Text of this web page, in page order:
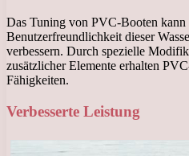
Das Tuning von PVC-Booten kann
Benutzerfreundlichkeit dieser
verbessern. Durch spezielle
zusätzlicher Elemente erhalten
Fähigkeiten.
Verbesserte Leistung